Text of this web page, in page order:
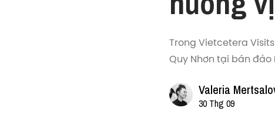
Trong Vietcetera
Quy Nhơn tại bán đảo
Valeria
30 Thg 09